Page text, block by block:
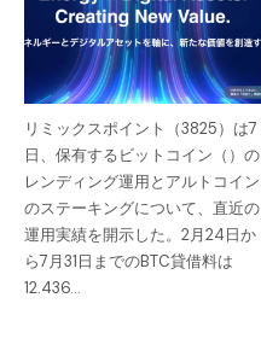
リミックスポイント（3825）は7
日、保有するビットコイン（）の
レンディング運用とアルトコイン
のステーキングについて、直近の
運用実績を開示した。2月24日か
ら7月31日までのBTC貸借料は
12.436…